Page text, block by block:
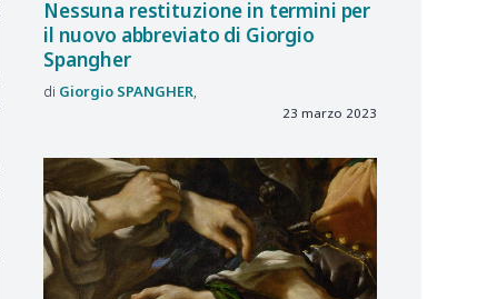
Nessuna restituzione in termini per
il nuovo abbreviato di Giorgio
Spangher
Giorgio SPANGHER
23 marzo 2023